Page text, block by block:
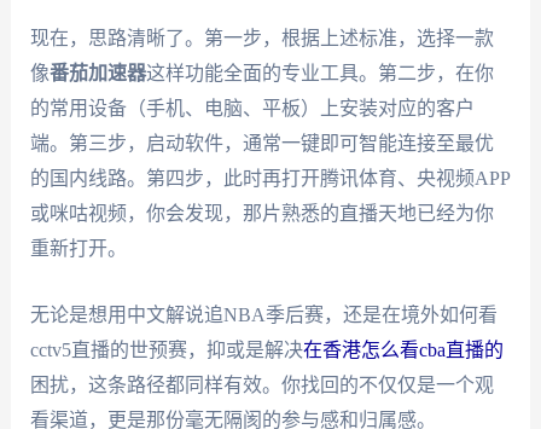
现在，思路清晰了。第一步，根据上述标准，选择一款
像番茄加速器这样功能全面的专业工具。第二步，在你
的常用设备（手机、电脑、平板）上安装对应的客户
端。第三步，启动软件，通常一键即可智能连接至最优
的国内线路。第四步，此时再打开腾讯体育、央视频APP
或咪咕视频，你会发现，那片熟悉的直播天地已经为你
重新打开。
无论是想用中文解说追NBA季后赛，还是在境外如何看
cctv5直播的世预赛，抑或是解决在香港怎么看cba直播的
困扰，这条路径都同样有效。你找回的不仅仅是一个观
看渠道，更是那份毫无隔阂的参与感和归属感。